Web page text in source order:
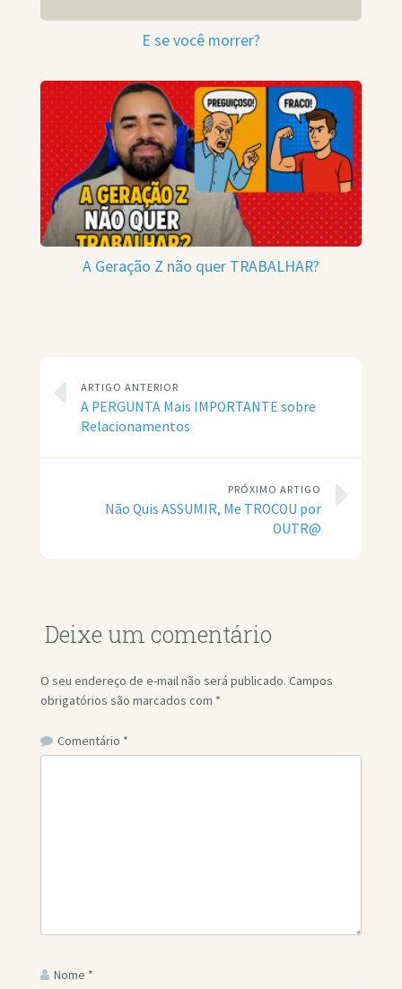
E se você morrer?
A Geração Z não quer TRABALHAR?
ARTIGO ANTERIOR
A PERGUNTA Mais IMPORTANTE sobre
Relacionamentos
PRÓXIMO ARTIGO
Não Quis ASSUMIR, Me TROCOU por
OUTR@
Deixe um comentário
O seu endereço de e-mail não será publicado. Campos
obrigatórios são marcados com *
Comentário *
Nome *